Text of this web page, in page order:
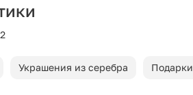
Украшения из серебра